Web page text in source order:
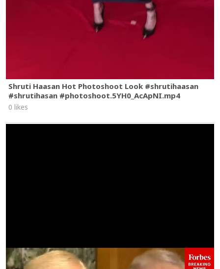
Shruti Haasan Hot Photoshoot Look #shrutihaasan
#shrutihasan #photoshoot.5YH0_AcApNI.mp4
0 likes